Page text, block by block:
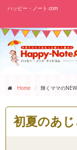
ハッピー・ノート.com
Home 輝くママの
初夏のあ